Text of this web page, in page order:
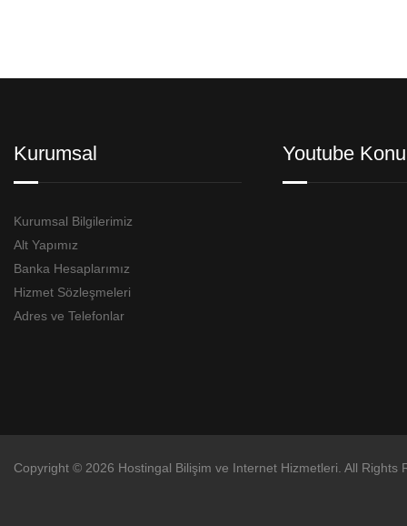
Kurumsal
Kurumsal Bilgilerimiz
Alt Yapımız
Banka Hesaplarımız
Hizmet Sözleşmeleri
Adres ve Telefonlar
Youtube
Copyright © 2026 Hostingal Bilişim ve Internet Hizmetleri. All Rights